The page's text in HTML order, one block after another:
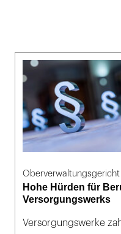
Hohe Hürden für
Versorgungswerks
Versorgungswerke